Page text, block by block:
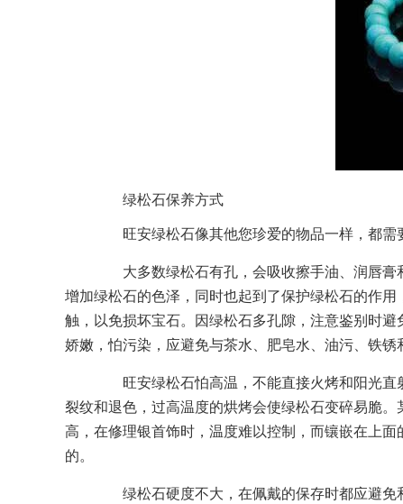
绿松石保养方式
旺安绿松石像其他您珍爱的物品一样，都需
大多数绿松石有孔，会吸收擦手油、润唇膏
增加绿松石的色泽，同时也起到了保护绿松石的作
触，以免损坏宝石。因绿松石多孔隙，注意鉴别时
娇嫩，怕污染，应避免与茶水、肥皂水、油污、铁锈
旺安绿松石怕高温，不能直接火烤和阳光直
裂纹和退色，过高温度的烘烤会使绿松石变碎易脆。
高，在修理银首饰时，温度难以控制，而镶嵌在上
的。
绿松石硬度不大，在佩戴的保存时都应避免